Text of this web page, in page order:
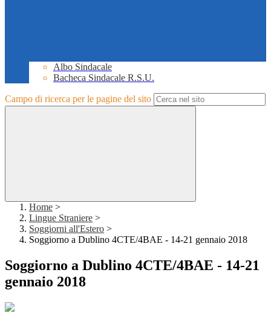
Albo Sindacale
Bacheca Sindacale R.S.U.
Campo di ricerca per le pagine del sito
Home >
Lingue Straniere >
Soggiorni all'Estero >
Soggiorno a Dublino 4CTE/4BAE - 14-21 gennaio 2018
Soggiorno a Dublino 4CTE/4BAE - 14-21
gennaio 2018